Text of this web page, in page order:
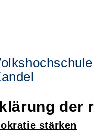
der
stärken